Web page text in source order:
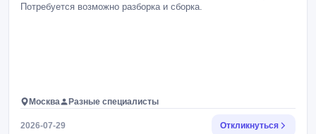
Потребуется возможно разборка и сборка.
Москва Разные специалисты
2026-07-29 Откликнуться